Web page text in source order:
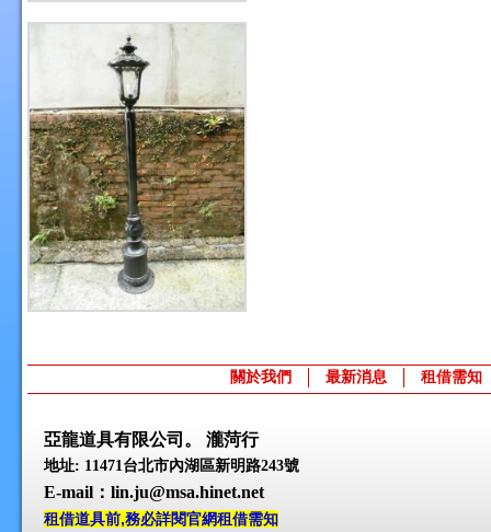
關於我們 最新消息 租借需知
亞龍道具有限公司。 瀧菏行
地址: 11471台北市內湖區新明路243號
E-mail ：lin.ju@msa.hinet.net
租借道具前,務必詳閱官網租借需知